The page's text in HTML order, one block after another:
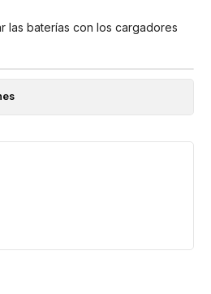
las baterías con los cargadores